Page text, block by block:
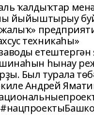
ҡалдыҡтар
йыйыштырыу
техникаһы»
етештергән
һынау
Был турала
Андрей